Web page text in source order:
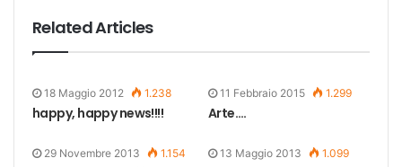
Related Articles
18 Maggio 2012 1.238
happy, happy news!!!!
11 Febbraio 2015 1.299
Arte….
29 Novembre 2013 1.154 13 Maggio 2013 1.099